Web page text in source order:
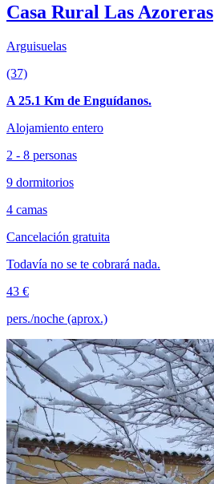
Casa Rural Las Azoreras
Arguisuelas
(37)
A 25.1 Km de Enguídanos.
Alojamiento entero
2 - 8 personas
9 dormitorios
4 camas
Cancelación gratuita
Todavía no se te cobrará nada.
43 €
pers./noche (aprox.)